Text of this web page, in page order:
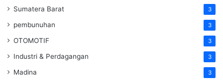
Sumatera Barat 3
pembunuhan 3
OTOMOTIF 3
Industri & Perdagangan 3
Madina 3